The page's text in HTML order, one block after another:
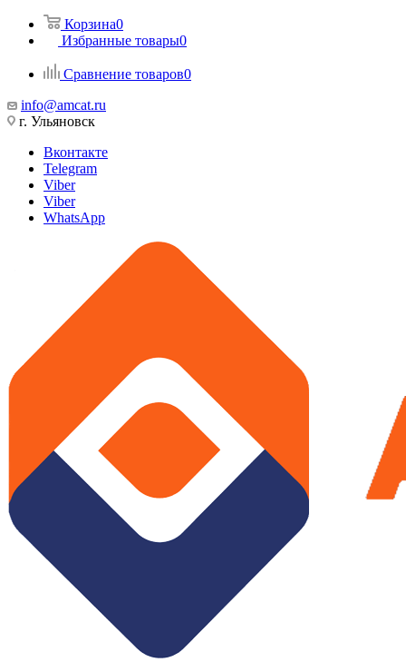
Корзина0
Избранные товары0
Сравнение товаров0
info@amcat.ru
г. Ульяновск
Вконтакте
Telegram
Viber
Viber
WhatsApp